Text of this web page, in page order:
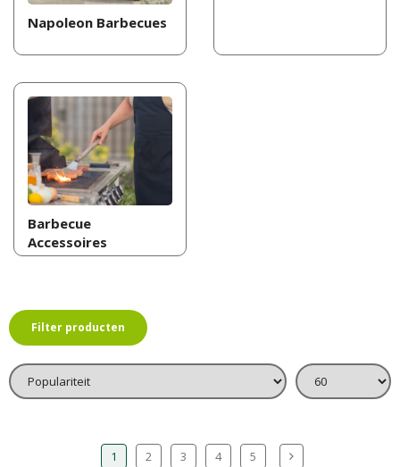
Napoleon Barbecues
Barbecue
Accessoires
Filter producten
1 2 3 4 5